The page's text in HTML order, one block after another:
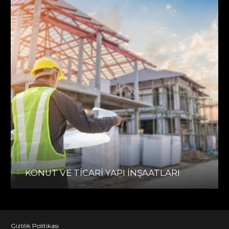
KONUT VE TİCARİ YAPI İNŞAATLARI
Gizlilik Politikası